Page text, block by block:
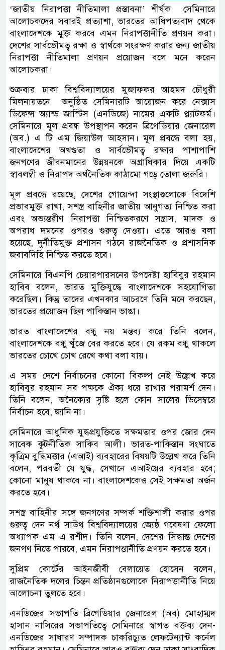
‘জাতীয় নিরাপত্তা নীতিমালা প্রস্তাবনা’ শীর্ষক সেমিনারে
আলোচকদের সবারই প্রত্যাশা, ভারতের আধিপত্যবাদ থেকে
বাংলাদেশকে মুক্ত করবে এমন নিরাপত্তানীতি প্রণয়ন করা।
দেশের সার্বভৌমত্ব রক্ষা ও স্বার্থকে সংরক্ষণ করার জন্য জাতীয়
নিরাপত্তা নীতিমালা প্রণয়ন প্রয়োজন বলে মনে করেন
আলোচকরা।
শুক্রবার ঢাকা বিশ্ববিদ্যালয়ের মুজাফফর আহমদ চৌধুরী
মিলনায়তনে অনুষ্ঠিত সেমিনারটি আয়োজন করে নেক্সাস
ডিফেন্স অ্যান্ড জাস্টিস (এনডিজে) নামের একটি প্ল্যাটফর্ম।
সেমিনারে মূল প্রবন্ধ উপস্থাপন করেন ব্রিগেডিয়ার জেনারেল
(অব.) এ টি এম জিয়াউল আহসান। মূল প্রবন্ধে বলা হয়,
বাংলাদেশের অখণ্ডতা ও সার্বভৌমত্ব রক্ষার পাশাপাশি
জনগণের জীবনমানের উন্নয়নকে অগ্রাধিকার দিয়ে একটি
স্বাবলম্বী ও নিরাপদ অর্থনৈতিক কাঠামো গড়ে তোলা জরুরি।
মূল প্রবন্ধে রয়েছে, দেশের গোয়েন্দা সংস্থাগুলোকে বিদেশি
প্রভাবমুক্ত রাখা, সশস্ত্র বাহিনীর জাতীয় আনুগত্য নিশ্চিত করা
এবং অভ্যন্তরীণ নিরাপত্তা নিশ্চিতকরণে সন্ত্রাস, মাদক ও
অপরাধ দমনের ওপরও গুরুত্ব দেওয়া। এতে আরও বলা
হয়েছে, দুর্নীতিমুক্ত প্রশাসন গঠনে রাজনৈতিক ও প্রশাসনিক
জবাবদিহি নিশ্চিত করতে হবে।
সেমিনারে বিএনপি চেয়ারপারসনের উপদেষ্টা হাবিবুর রহমান
হাবিব বলেন, ভারত মুক্তিযুদ্ধে বাংলাদেশকে সহযোগিতা
করেছিল। কিন্তু তাদের এখনকার আচরণে তিনি মনে করছেন,
ভারতের প্রয়োজন ছিল পাকিস্তান ভাঙা।
ভারত বাংলাদেশের বন্ধু নয় মন্তব্য করে তিনি বলেন,
বাংলাদেশকে বন্ধু খুঁজে বের করতে হবে। যে রকম বন্ধু থাকলে
ভারতের চোখে চোখ রেখে কথা বলা যায়।
এ সময় দেশে নির্বাচনের কোনো বিকল্প নেই উল্লেখ করে
হাবিবুর রহমান সব পক্ষকে ঐক্য ধরে রাখার পরামর্শ দেন।
তিনি বলেন, অনৈক্যের সৃষ্টি হলে কোন সালের ডিসেম্বরে
নির্বাচন হবে, জানি না।
সেমিনারে আধুনিক যুদ্ধপ্রযুক্তিতে সক্ষমতার ওপর জোর দেন
সাবেক কূটনীতিক সাকিব আলী। ভারত-পাকিস্তান সংঘাতে
কৃত্রিম বুদ্ধিমত্তার (এআই) ব্যবহারের বিষয়টি উল্লেখ করে তিনি
বলেন, পরবর্তী যে যুদ্ধ, সেখানে এআইয়ের ব্যবহার হবে;
কোনো মানুষ থাকবে না। বাংলাদেশকেও সেই সক্ষমতা অর্জন
করতে হবে।
সশস্ত্র বাহিনীর সঙ্গে জনগণের সম্পর্ক শক্তিশালী করার ওপর
গুরুত্ব দেন নর্থ সাউথ বিশ্ববিদ্যালয়ের জ্যেষ্ঠ গবেষণা ফেলো
অধ্যাপক এম এ রশীদ। তিনি বলেন, দেশের সিদ্ধান্ত দেশের
জনগণ নিতে পারবে, এমন নিরাপত্তানীতি প্রণয়ন করতে হবে।
সুপ্রিম কোর্টের আইনজীবী বেলায়েত হোসেন বলেন,
রাজনৈতিক দলের চিন্তন প্রতিষ্ঠানগুলোকে নিরাপত্তানীতি নিয়ে
আলোচনা তুলতে হবে।
এনডিজের সভাপতি ব্রিগেডিয়ার জেনারেল (অব) মোহাম্মদ
হাসান নাসিরের সভাপতিত্বে সেমিনারে স্বাগত বক্তব্য দেন-
এনডিজের সাধারণ সম্পাদক চাকরিচ্যুত লেফটেন্যান্ট কর্নেল